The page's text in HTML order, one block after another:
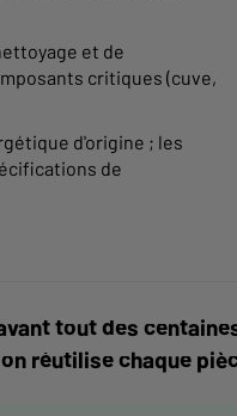
et de
critiques (cuve,
d'origine ; les
de
tout des
on réutilise chaque